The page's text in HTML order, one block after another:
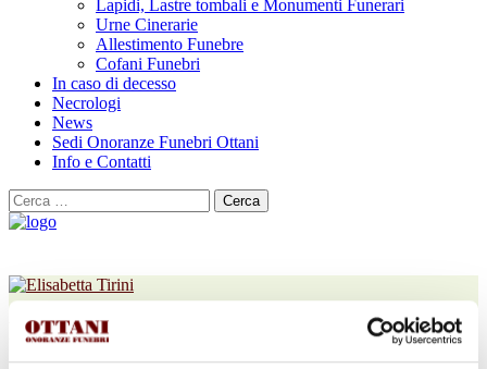
Lapidi, Lastre tombali e Monumenti Funerari
Urne Cinerarie
Allestimento Funebre
Cofani Funebri
In caso di decesso
Necrologi
News
Sedi Onoranze Funebri Ottani
Info e Contatti
Cerca
per:
Prof.ssa Elisabetta Tirini